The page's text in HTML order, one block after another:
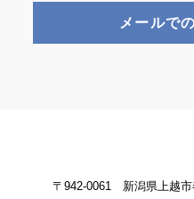
メールで
〒942-0061 新潟県上越市